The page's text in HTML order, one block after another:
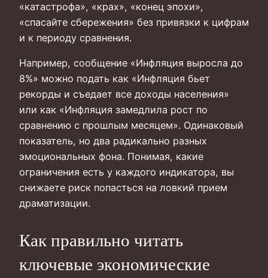
«катастрофа», «крах», «конец эпохи»,
«спасайте сбережения» без привязки к цифрам
и к периоду сравнения.
Например, сообщение «Инфляция выросла до
8%» можно подать как «Инфляция бьет
рекорды и съедает все доходы населения»
или как «Инфляция замедлила рост по
сравнению с прошлым месяцем». Одинаковый
показатель, но два радикально разных
эмоциональных фона. Понимая, какие
ограничения есть у каждого индикатора, вы
снижаете риск попасться на ловкий прием
драматизации.
Как правильно читать
ключевые экономические